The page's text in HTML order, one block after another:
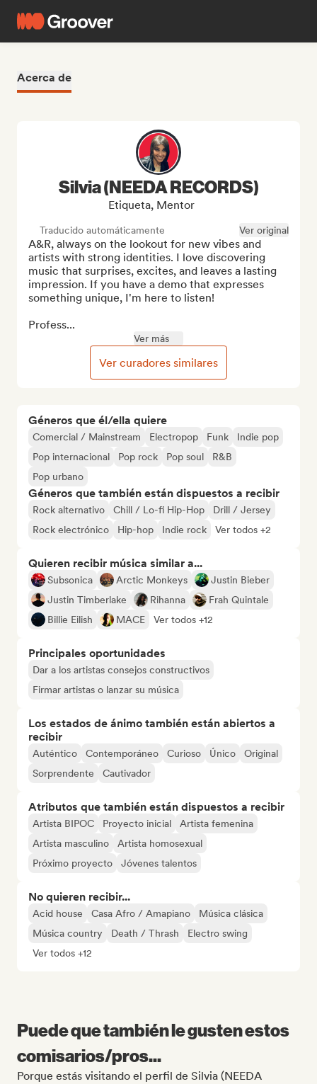
Acerca de
Géneros que él/ella quiere
Comercial / Mainstream Electropop Funk
Indie pop
Pop internacional
Pop rock Pop soul
R&B
Pop urbano
Géneros que también están dispuestos a recibir
Rock alternativo Chill / Lo-fi Hip-Hop
Drill / Jersey
Rock electrónico
Hip-hop Indie rock Ver todos +2
Quieren recibir música similar a...
Subsonica Arctic Monkeys
Justin Bieber
Justin Timberlake
Rihanna
Frah Quintale
Billie Eilish
MACE Ver todos +12
Principales oportunidades
Dar a los artistas consejos constructivos
Firmar artistas o lanzar su música
Los estados de ánimo también están abiertos a
recibir
Auténtico Contemporáneo Curioso Único
Original
Sorprendente
Cautivador
Atributos que también están dispuestos a recibir
Artista BIPOC Proyecto inicial
Artista femenina
Artista masculino
Artista homosexual
Próximo proyecto
Jóvenes talentos
No quieren recibir...
Acid house Casa Afro / Amapiano
Música clásica
Música country
Death / Thrash
Electro swing
Ver todos +12
Silvia (NEEDA RECORDS)
Etiqueta, Mentor
Traducido automáticamente Ver original
A&R, always on the lookout for new vibes and
artists with strong identities. I love discovering
music that surprises, excites, and leaves a lasting
impression. If you have a demo that expresses
something unique, I'm here to listen!
Profess...
Ver más
Ver curadores similares
Puede que también le gusten estos
comisarios/pros...
Porque estás visitando el perfil de Silvia (NEEDA